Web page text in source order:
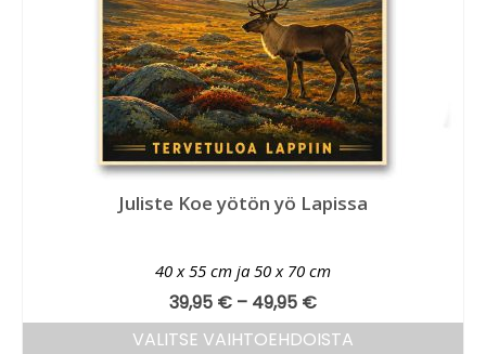
Juliste Koe yötön yö Lapissa
40 x 55 cm ja 50 x 70 cm
39,95 € – 49,95 €
VALITSE VAIHTOEHDOISTA